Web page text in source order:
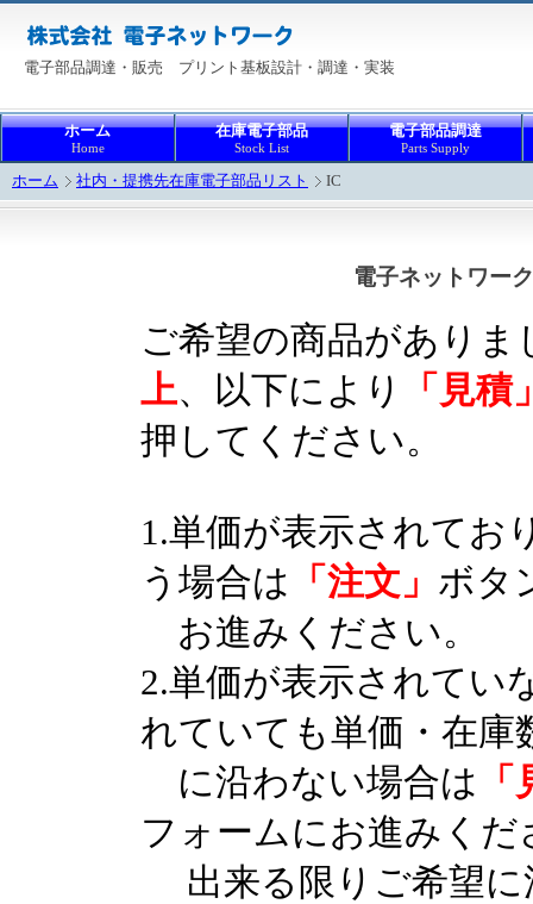
電子部品調達・販売 プリント基板設計・調達・実装
ホーム
Home
在庫電子部品
Stock List
電子部品調達
Parts Supply
ホーム 社内・提携先在庫電子部品リスト IC
電子ネットワー
ご希望の商品がありま
上、以下により
「見積
押してください。
1.単価が表示されてお
う場合は 「注文」 ボタ
お進みください。
2.単価が表示されてい
れていても単価・在庫
に沿わない場合は
フォームにお進みくだ
出来る限りご希望に